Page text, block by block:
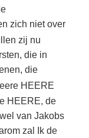
zich niet over
zij nu
die in
die
HEERE
HEERE, de
van Jakobs
zal Ik de